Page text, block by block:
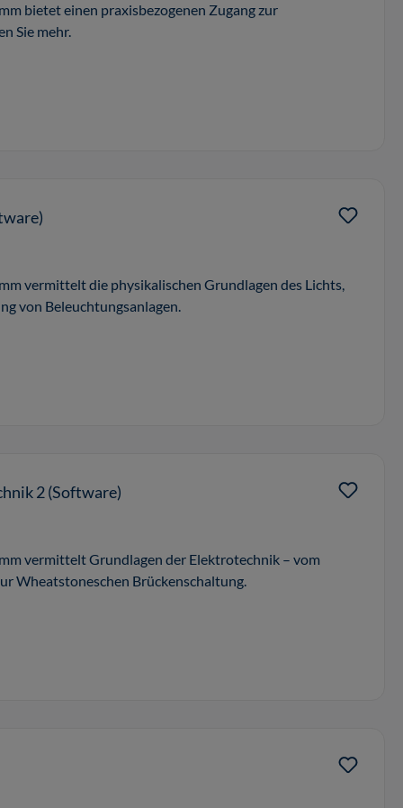
bietet einen praxisbezogenen Zugang zur
Sie mehr.
vermittelt die physikalischen Grundlagen des Lichts,
von Beleuchtungsanlagen.
2 (Software)
vermittelt Grundlagen der Elektrotechnik – vom
Wheatstoneschen Brückenschaltung.